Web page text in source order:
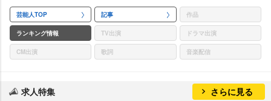
芸能人TOP 記事 作品
ランキング情報 TV出演 ドラマ出演
CM出演 歌詞 音楽配信
求人特集 さらに見る